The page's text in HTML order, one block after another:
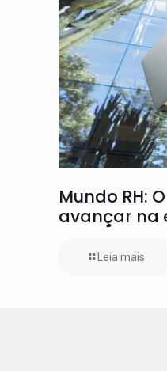
Mundo RH:
avançar na
Leia mais